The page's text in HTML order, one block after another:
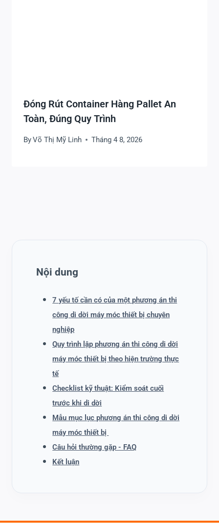
Đóng Rút Container Hàng Pallet An
Toàn, Đúng Quy Trình
ByVõ Thị Mỹ Linh Tháng 4 8, 2026
Nội dung
7 yếu tố cần có của một phương án thi
công di dời máy móc thiết bị chuyên
nghiệp
Quy trình lập phương án thi công di dời
máy móc thiết bị theo hiện trường thực
tế
Checklist kỹ thuật: Kiểm soát cuối
trước khi di dời
Mẫu mục lục phương án thi công di dời
máy móc thiết bị
Câu hỏi thường gặp - FAQ
Kết luận